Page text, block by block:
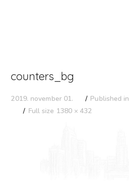
counters_bg
2019. november 01. Published in
Full size 1380 × 432